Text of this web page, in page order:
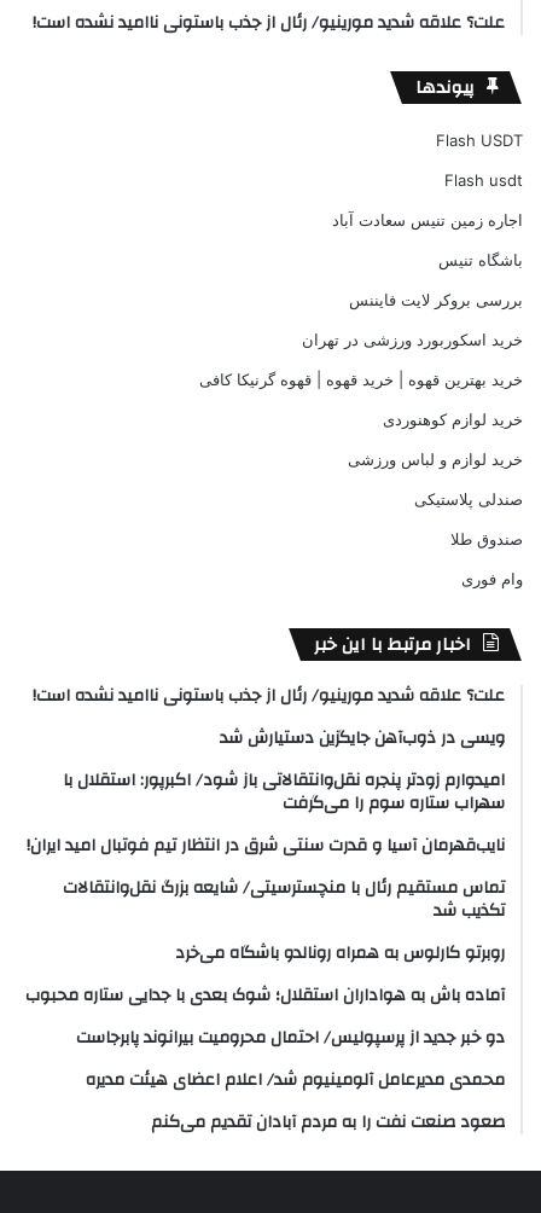
علت؟ علاقه شدید مورینیو/ رئال از جذب باستونی ناامید نشده است!
پیوندها
Flash USDT
Flash usdt
اجاره زمین تنیس سعادت آباد
باشگاه تنیس
بررسی بروکر لایت فایننس
خرید اسکوربورد ورزشی در تهران
خرید بهترین قهوه | خرید قهوه | قهوه گرنیکا کافی
خرید لوازم کوهنوردی
خرید لوازم و لباس ورزشی
صندلی پلاستیکی
صندوق طلا
وام فوری
اخبار مرتبط با این خبر
علت؟ علاقه شدید مورینیو/ رئال از جذب باستونی ناامید نشده است!
ویسی در ذوب‌آهن جایگزین دستیارش شد
امیدوارم زودتر پنجره نقل‌وانتقالاتی باز شود/ اکبرپور: استقلال با
سهراب ستاره سوم را می‌گرفت
نایب‌قهرمان آسیا و قدرت سنتی شرق در انتظار تیم فوتبال امید ایران!
تماس مستقیم رئال با منچسترسیتی/ شایعه بزرگ نقل‌وانتقالات
تکذیب شد
روبرتو کارلوس به همراه رونالدو باشگاه می‌خرد
آماده باش به هواداران استقلال؛ شوک بعدی با جدایی ستاره محبوب
دو خبر جدید از پرسپولیس/ احتمال محرومیت بیرانوند پابرجاست
محمدی مدیرعامل آلومینیوم شد/ اعلام اعضای هیئت‌ مدیره
صعود صنعت نفت را به مردم آبادان تقدیم می‌کنم